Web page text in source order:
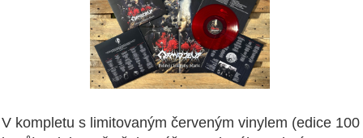
V kompletu s limitovaným červeným vinylem (edice 100